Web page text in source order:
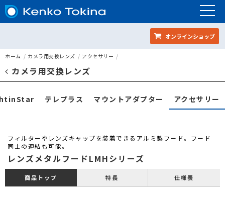
オンラインショップ
レンズメタルフードLMHシリ
ホーム カメラ用交換レンズ アクセサリー
カメラ用交換レンズ
ページメニュー
テレプラス マウントアダプター アクセサリー
フィルターやレンズキャップを装着できるアルミ製フード。フード
同士の連結も可能。
レンズメタルフードLMHシリーズ
商品トップ 特長 仕様表